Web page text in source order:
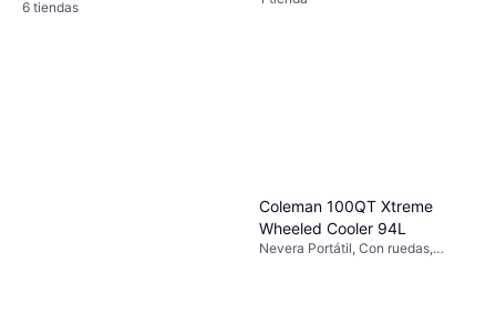
6 tiendas
Coleman 100QT Xtreme
Wheeled Cooler 94L
Nevera Portátil, Con ruedas,